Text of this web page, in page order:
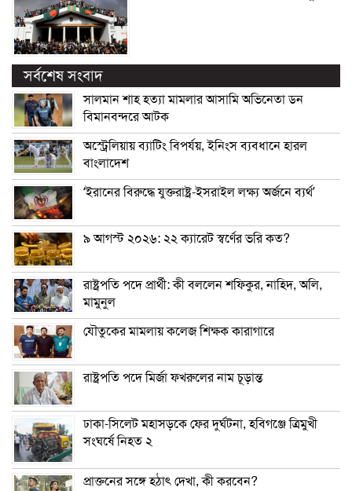
সর্বশেষ সংবাদ
সালমান শাহ হত্যা মামলার আসামি অভিনেতা ডন
বিমানবন্দরে আটক
অস্ট্রেলিয়ায় ব্যাটিং বিপর্যয়, ইনিংস ব্যবধানে হারল
বাংলাদেশ
‘ইরানের বিরুদ্ধে যুক্তরাষ্ট্র-ইসরাইল লক্ষ্য অর্জনে ব্যর্থ’
৯ আগস্ট ২০২৬: ২২ ক্যারেট স্বর্ণের ভরি কত?
রাষ্ট্রপতি পদে প্রার্থী: কী বললেন শফিকুর, নাহিদ, অলি,
মামুনুল
যৌতুকের মামলায় কলেজ শিক্ষক কারাগারে
রাষ্ট্রপতি পদে মির্জা ফখরুলের নাম চূড়ান্ত
ঢাকা-সিলেট মহাসড়কে ফের দুর্ঘটনা, হবিগঞ্জে ত্রিমুখী
সংঘর্ষে নিহত ২
প্রাক্তনের সঙ্গে হঠাৎ দেখা, কী করবেন?